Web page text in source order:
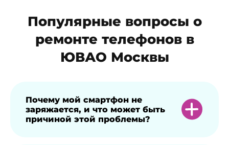
Популярные вопросы о
ремонте телефонов в
ЮВАО Москвы
Почему мой смартфон не
заряжается, и что может быть
причиной этой проблемы?